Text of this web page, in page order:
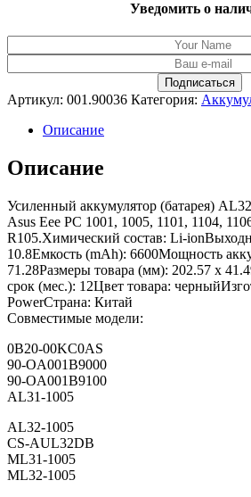
Уведомить о
Артикул: 001.90036 Категория:
Описание
Описание
Усиленный аккумулятор (батарея)
Asus Eee PC 1001, 1005, 1101, 1104,
R105.Химический состав: Li-
10.8Емкость (mAh): 6600Мощность
71.28Размеры товара (мм): 202.57 x
срок (мес.): 12Цвет товара:
PowerСтрана: Китай
Совместимые модели:
0B20-00KC0AS
90-OA001B9000
90-OA001B9100
AL31-1005
AL32-1005
CS-AUL32DB
ML31-1005
ML32-1005